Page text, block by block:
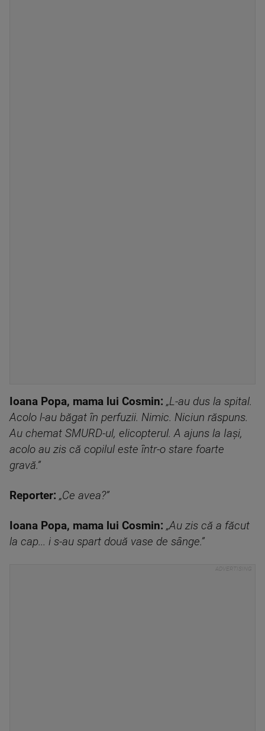
Ioana Popa, mama lui Cosmin: „L-au dus la spital.
Acolo l-au băgat în perfuzii. Nimic. Niciun răspuns.
Au chemat SMURD-ul, elicopterul. A ajuns la Iași,
acolo au zis că copilul este într-o stare foarte
gravă.”
Reporter: „Ce avea?”
Ioana Popa, mama lui Cosmin: „Au zis că a făcut
la cap... i s-au spart două vase de sânge.”